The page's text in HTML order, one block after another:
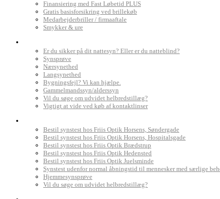
Finansiering med Fast Løbetid PLUS
Gratis basisforsikring ved brillekøb
Medarbejderbriller / firmaaftale
Smykker & ure
Er du sikker på dit nattesyn? Eller er du natteblind?
Synsprøve
Nærsynethed
Langsynethed
Bygningsfejl? Vi kan hjælpe.
Gammelmandssyn/alderssyn
Vil du søge om udvidet helbredstillæg?
Vigtigt at vide ved køb af kontaktlinser
Bestil synstest hos Friis Optik Horsens, Søndergade
Bestil synstest hos Friis Optik Horsens, Hospitalsgade
Bestil synstest hos Friis Optik Brædstrup
Bestil synstest hos Friis Optik Hedensted
Bestil synstest hos Friis Optik Juelsminde
Synstest udenfor normal åbningstid til mennesker med særlige
Hjemmesynsprøve
Vil du søge om udvidet helbredstillæg?